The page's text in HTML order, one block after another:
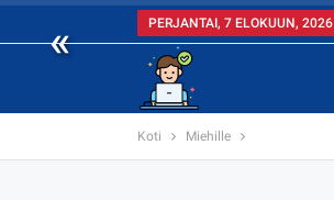
« PERJANTAI, 7 ELOKUUN, 2026
Koti Miehille